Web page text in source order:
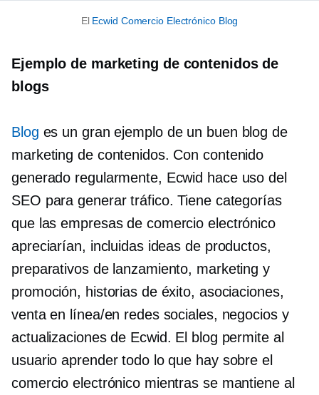
El Ecwid Comercio ElectrónicoBlog
Ejemplo de marketing de contenidos de
blogs
Blog es un gran ejemplo de un buen blog de
marketing de contenidos. Con contenido
generado regularmente, Ecwid hace uso del
SEO para generar tráfico. Tiene categorías
que las empresas de comercio electrónico
apreciarían, incluidas ideas de productos,
preparativos de lanzamiento, marketing y
promoción, historias de éxito, asociaciones,
venta en línea/en redes sociales, negocios y
actualizaciones de Ecwid. El blog permite al
usuario aprender todo lo que hay sobre el
comercio electrónico mientras se mantiene al